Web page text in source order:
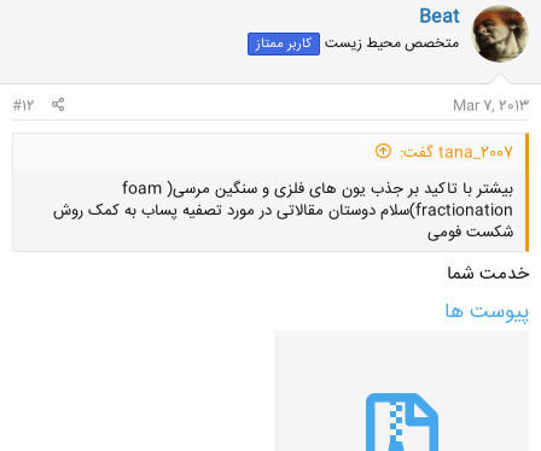
Beat
متخصص محیط زیست کاربر ممتاز
Mar 7, 2013
#12
tana_2007 گفت:
بیشتر با تاکید بر جذب یون های فلزی و سنگین مرسی( foam
fractionation)سلام دوستان مقالاتی در مورد تصفیه پساب به کمک روش
شکست فومی
خدمت شما
پیوست ها